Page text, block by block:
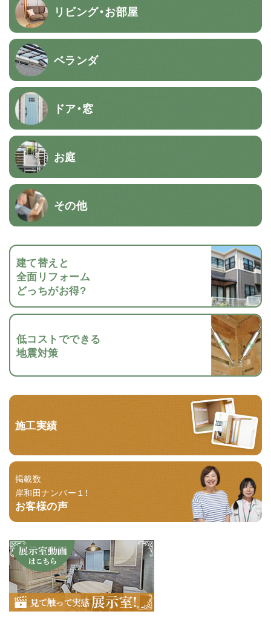
リビング・お部屋
ベランダ
ドア・窓
お庭
その他
建て替えと
全面リフォーム
どっちがお得?
低コストでできる
地震対策
施工実績
掲載数
岸和田ナンバー１！
お客様の声